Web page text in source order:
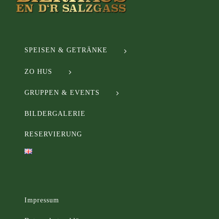
SPEISEN & GETRÄNKE
ZO HUS
GRUPPEN & EVENTS
BILDERGALERIE
RESERVIERUNG
Impressum